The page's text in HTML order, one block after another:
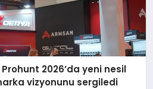
2026’da yeni nesil
vizyonunu sergiledi